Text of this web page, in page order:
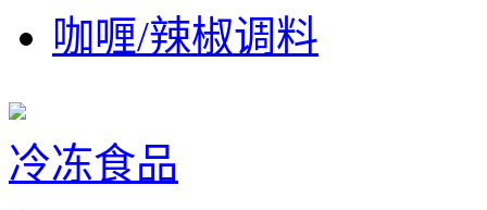
咖喱/辣椒调料
冷冻食品